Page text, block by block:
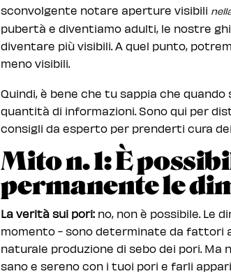
sconvolgente notare aperture visibili
pubertà e diventiamo adulti, le nostre
diventare più visibili. A quel punto,
meno visibili.
Quindi, è bene che tu sappia che
quantità di informazioni. Sono qui per
consigli da esperto per prenderti cura
Mito n. 1: È
permanente le
La verità sui pori: no, non è possibile. Le
momento - sono determinate da fattori
naturale produzione di sebo dei pori.
sano e sereno con i tuoi pori e farli